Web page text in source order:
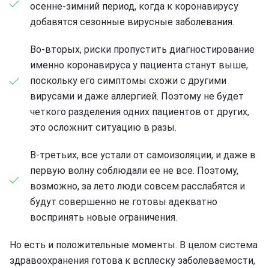
осенне-зимний период, когда к коронавирусу
добавятся сезонные вирусные заболевания.
Во-вторых, риски пропустить диагностирование
именно коронавируса у пациента станут выше,
поскольку его симптомы схожи с другими
вирусами и даже аллергией. Поэтому не будет
четкого разделения одних пациентов от других,
это осложнит ситуацию в разы.
В-третьих, все устали от самоизоляции, и даже в
первую волну соблюдали ее не все. Поэтому,
возможно, за лето люди совсем расслабятся и
будут совершенно не готовы адекватно
воспринять новые ограничения.
Но есть и положительные моменты. В целом система
здравоохранения готова к всплеску заболеваемости,